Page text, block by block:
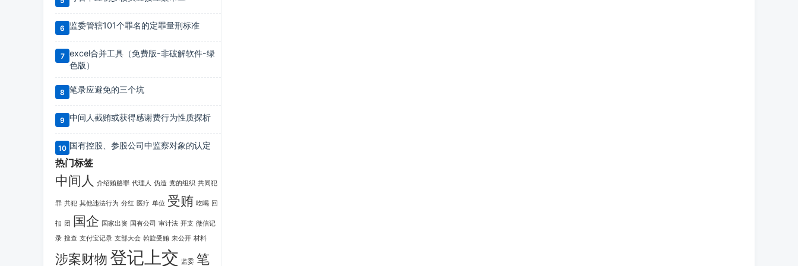
监委管辖101个罪名的定罪量刑标准
excel合并工具（免费版-非破解软件-绿
色版）
笔录应避免的三个坑
中间人截贿或获得感谢费行为性质探析
国有控股、参股公司中监察对象的认定
热门标签
中间人 介绍贿赂罪 代理人 伪造 党的组织 共同犯
罪 共犯 其他违法行为 分红 医疗 单位 受贿 吃喝 回
扣 团 国企 国家出资 国有公司 审计法 开支 微信记
录 搜查 支付宝记录 支部大会 斡旋受贿 未公开 材料
涉案财物登记上交 监委 笔